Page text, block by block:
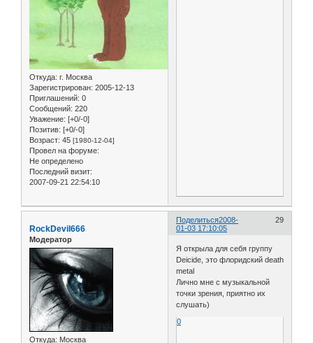
Откуда: г. Москва
Зарегистрирован: 2005-12-13
Приглашений: 0
Сообщений: 220
Уважение: [+0/-0]
Позитив: [+0/-0]
Возраст: 45 [1980-12-04]
Провел на форуме:
Не определено
Последний визит:
2007-09-21 22:54:10
Поделиться 29
2008-
01-03 17:10:05
RockDevil666
Модератор
Откуда: Москва
Я открыла для себя группу
Deicide, это флоридский death
metal
Лично мне с музыкальной
точки зрения, приятно их
слушать)
0